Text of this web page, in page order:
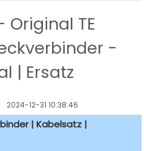
Original TE
-
| Ersatz
2024-12-31 10:38:46
| Kabelsatz |